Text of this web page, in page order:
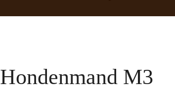
Hondenmand M3